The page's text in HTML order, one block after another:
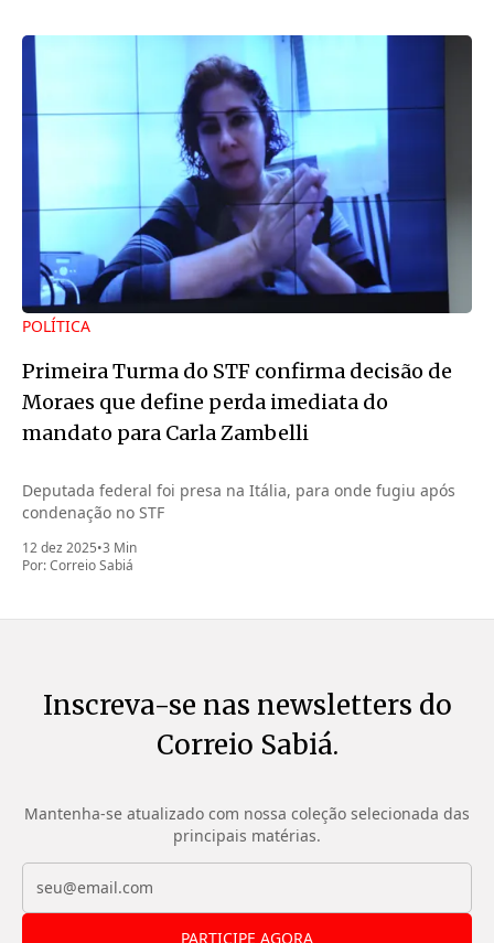
POLÍTICA
Primeira Turma do STF confirma decisão de
Moraes que define perda imediata do
mandato para Carla Zambelli
Deputada federal foi presa na Itália, para onde fugiu após
condenação no STF
12 dez 2025•3 Min
Por:Correio Sabiá
Inscreva-se nas newsletters do
Correio Sabiá.
Mantenha-se atualizado com nossa coleção selecionada das
principais matérias.
PARTICIPE AGORA